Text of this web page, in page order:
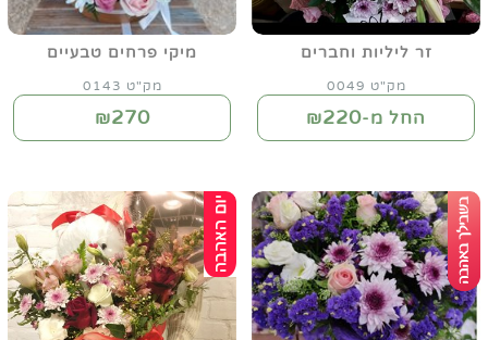
זר ליליות וחברים
מק"ט 0049
החל מ-₪220
מיקי פרחים טבעיים
מק"ט 0143
₪270